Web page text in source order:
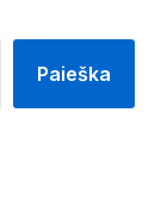
Paieška